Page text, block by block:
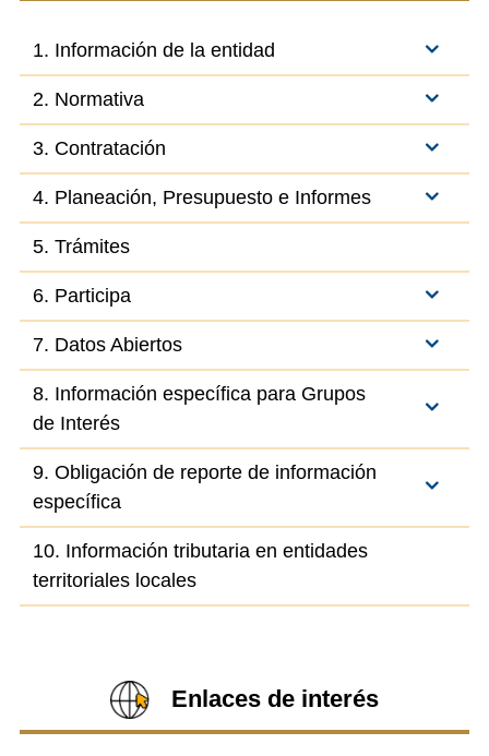
1. Información de la entidad
2. Normativa
3. Contratación
4. Planeación, Presupuesto e Informes
5. Trámites
6. Participa
7. Datos Abiertos
8. Información específica para Grupos
de Interés
9. Obligación de reporte de información
específica
10. Información tributaria en entidades
territoriales locales
Enlaces de interés